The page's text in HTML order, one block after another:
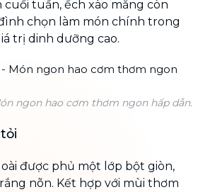
tuần, ếch xào măng còn
chọn làm món chính trong
trị dinh dưỡng cao.
ngon hao cơm thơm ngon hấp dẫn.
được phủ một lớp bột giòn,
nõn. Kết hợp với mùi thơm